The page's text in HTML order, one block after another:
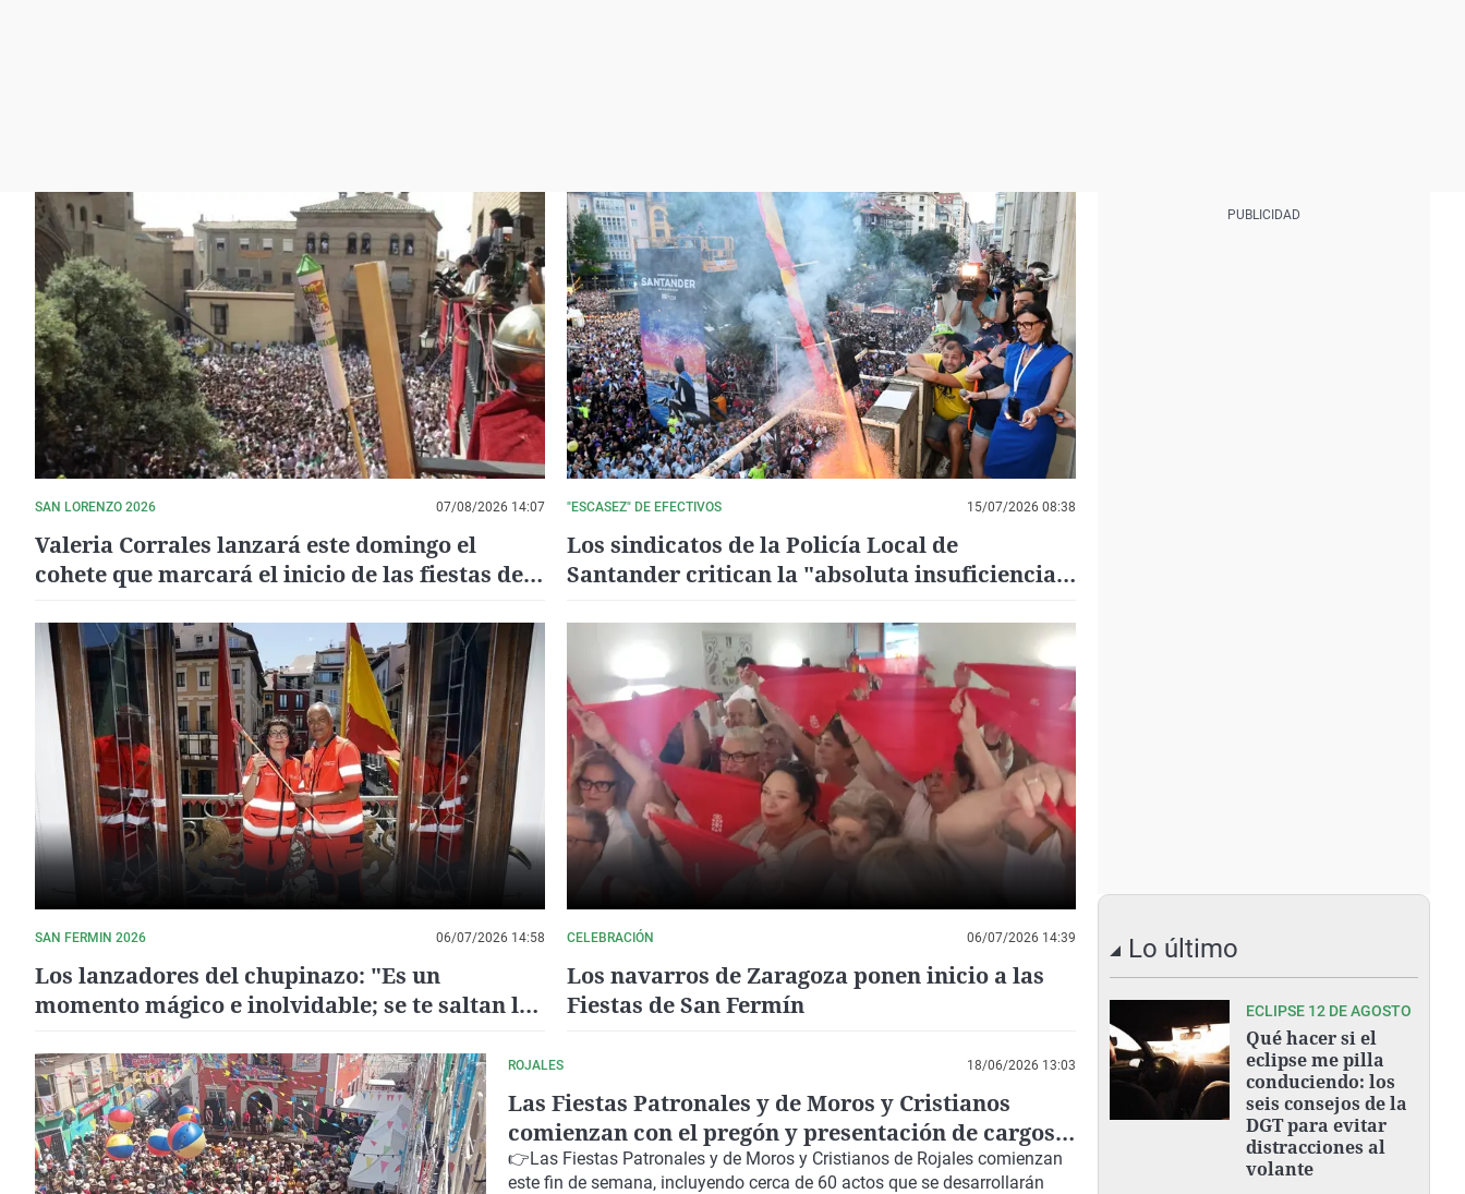
SAN LORENZO 2026 07/08/2026 14:07
Valeria Corrales lanzará este domingo el
cohete que marcará el inicio de las fiestas de
"ESCASEZ" DE EFECTIVOS 15/07/2026 08:38
Los sindicatos de la Policía Local de
Santander critican la "absoluta insuficiencia"
SAN FERMIN 2026 06/07/2026 14:58
Los lanzadores del chupinazo: "Es un
momento mágico e inolvidable; se te saltan las
CELEBRACIÓN 06/07/2026 14:39
Los navarros de Zaragoza ponen inicio a las
Fiestas de San Fermín
ROJALES 18/06/2026 13:03
Las Fiestas Patronales y de Moros y Cristianos
comienzan con el pregón y presentación de cargos
este sábado y el chupinazo el domingo
👉Las Fiestas Patronales y de Moros y Cristianos de Rojales comienzan
este fin de semana, incluyendo cerca de 60 actos que se desarrollarán
Lo último
ECLIPSE 12 DE AGOSTO
Qué hacer si el
eclipse me pilla
conduciendo: los
seis consejos de la
DGT para evitar
distracciones al
volante